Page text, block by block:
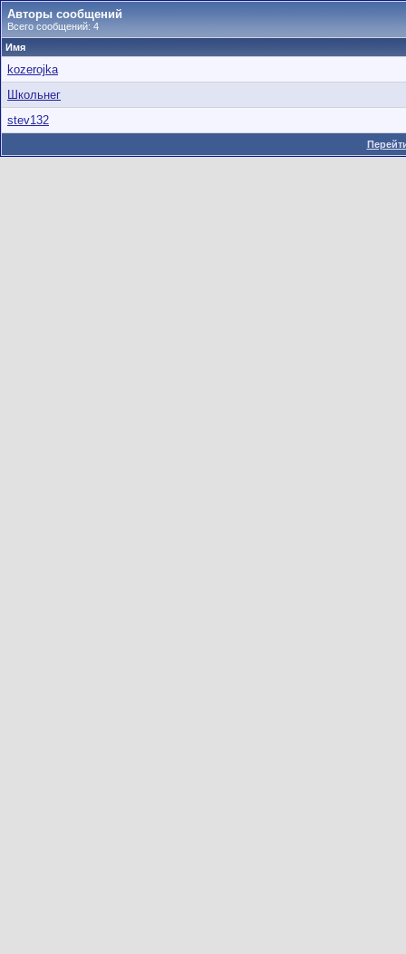
Авторы сообщений
Всего сообщений: 4
Имя
kozerojka
Школьнег
stev132